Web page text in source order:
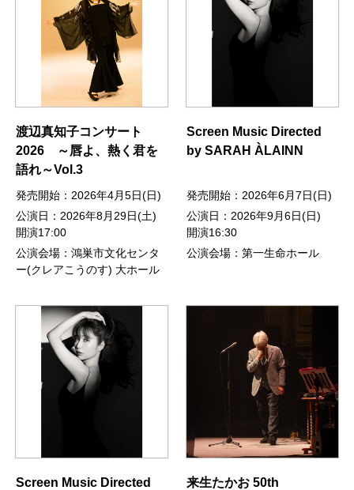
渡辺真知子コンサート
2026 ～唇よ、熱く君を
語れ～Vol.3
発売開始：2026年4月5日(日)
公演日：2026年8月29日(土)
開演17:00
公演会場：鴻巣市文化センタ
ー(クレアこうのす) 大ホール
Screen Music Directed
by SARAH ÀLAINN
発売開始：2026年6月7日(日)
公演日：2026年9月6日(日)
開演16:30
公演会場：第一生命ホール
Screen Music Directed
来生たかお 50th